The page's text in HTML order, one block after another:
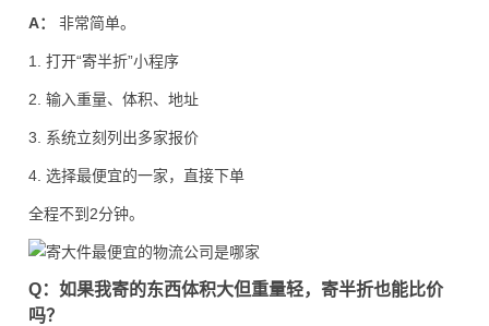
A： 非常简单。
1. 打开“寄半折”小程序
2. 输入重量、体积、地址
3. 系统立刻列出多家报价
4. 选择最便宜的一家，直接下单
全程不到2分钟。
Q：如果我寄的东西体积大但重量轻，寄半折也能比价
吗？